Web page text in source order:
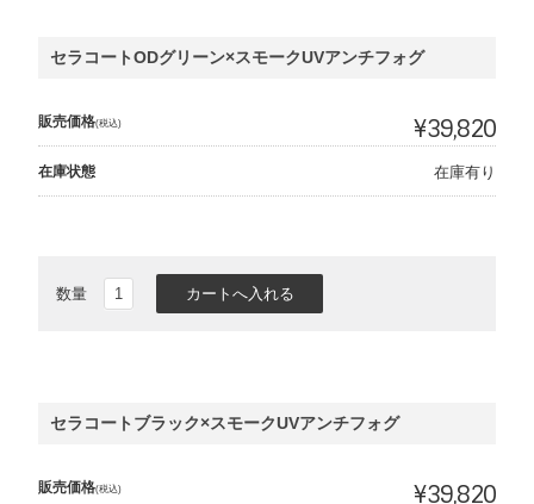
セラコートODグリーン×スモークUVアンチフォグ
販売価格(税込) ¥39,820
在庫状態 在庫有り
数量
セラコートブラック×スモークUVアンチフォグ
販売価格(税込) ¥39,820